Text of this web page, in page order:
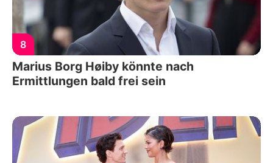
8
Marius Borg Høiby könnte nach
Ermittlungen bald frei sein